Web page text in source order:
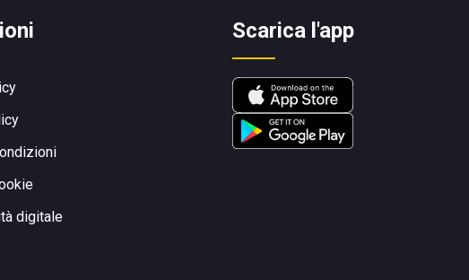
digitale
Scarica l'app